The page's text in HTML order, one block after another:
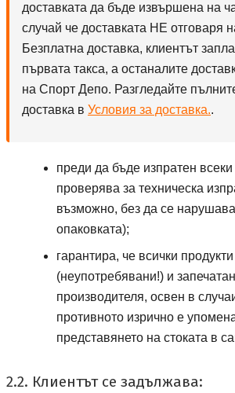
доставката да бъде извършена на
случай че доставката НЕ отговаря
Безплатна доставка, клиентът
първата такса, а останалите
на Спорт Депо. Разгледайте
доставка в Условия за доставка..
преди да бъде изпратен всеки
проверява за техническа
възможно, без да се
опаковката);
гарантира, че всички
(неупотребявани!) и
производителя, освен в
противното изрично е
представянето на стоката в
2.2. Клиентът се задължава: